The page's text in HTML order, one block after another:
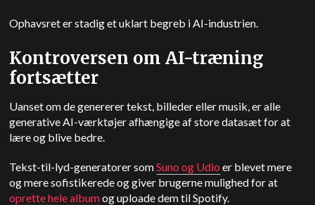
Ophavsret er stadig et uklart begreb i AI-industrien.
Kontroversen om AI-træning
fortsætter
Uanset om de genererer tekst, billeder eller musik, er alle
generative AI-værktøjer afhængige af store datasæt for at
lære og blive bedre.
Tekst-til-lyd-generatorer somSuno og Udio er blevet mere
og mere sofistikerede og giver brugerne mulighed for at
oprette hele albumog uploade dem til Spotify.